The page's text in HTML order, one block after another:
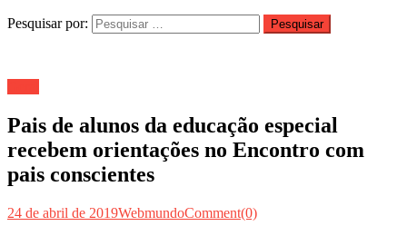
Pesquisar por:
Pais de alunos da educação especial
recebem orientações no Encontro com
pais conscientes
24 de abril de 2019WebmundoComment(0)